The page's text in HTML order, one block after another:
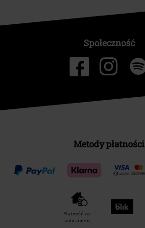
Społeczność
Metody płatności
Płatność za
pobraniem